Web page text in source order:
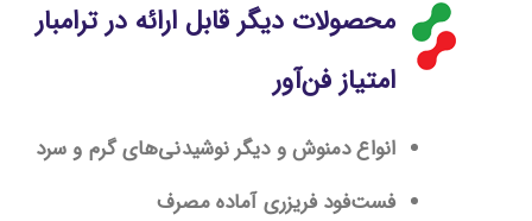
محصولات دیگر قابل ارائه در ترامبار
امتیاز فن‌آور
انواع دمنوش و دیگر نوشیدنی‌هایگرم و سرد
فست‌فود فریزری آماده مصرف